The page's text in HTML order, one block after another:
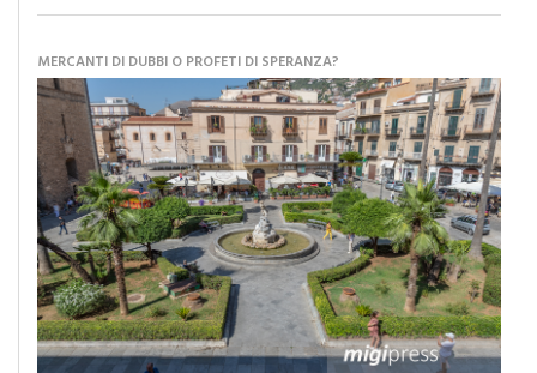
MATITA DI LEGNO
MERCANTI DI DUBBI O PROFETI DI SPERANZA?